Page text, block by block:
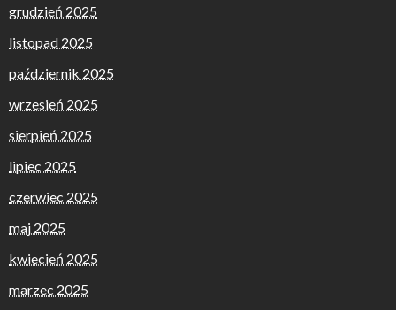
grudzień 2025
listopad 2025
październik 2025
wrzesień 2025
sierpień 2025
lipiec 2025
czerwiec 2025
maj 2025
kwiecień 2025
marzec 2025